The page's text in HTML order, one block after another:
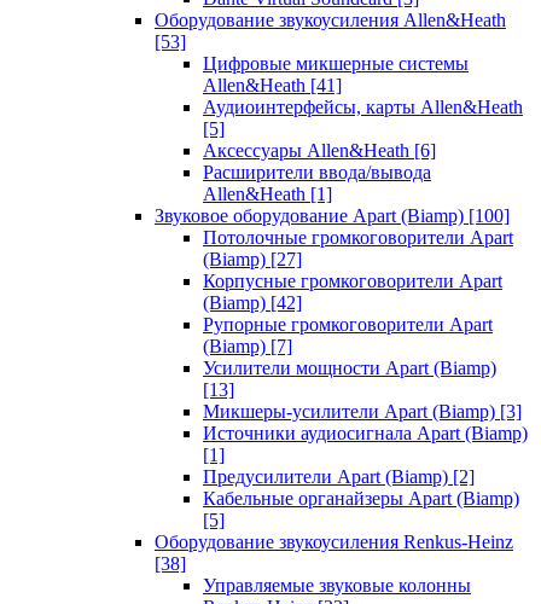
Оборудование звукоусиления Allen&Heath
[53]
Цифровые микшерные системы
Allen&Heath [41]
Аудиоинтерфейсы, карты Allen&Heath
[5]
Аксессуары Allen&Heath [6]
Расширители ввода/вывода
Allen&Heath [1]
Звуковое оборудование Apart (Biamp) [100]
Потолочные громкоговорители Apart
(Biamp) [27]
Корпусные громкоговорители Apart
(Biamp) [42]
Рупорные громкоговорители Apart
(Biamp) [7]
Усилители мощности Apart (Biamp)
[13]
Микшеры-усилители Apart (Biamp) [3]
Источники аудиосигнала Apart (Biamp)
[1]
Предусилители Apart (Biamp) [2]
Кабельные органайзеры Apart (Biamp)
[5]
Оборудование звукоусиления Renkus-Heinz
[38]
Управляемые звуковые колонны